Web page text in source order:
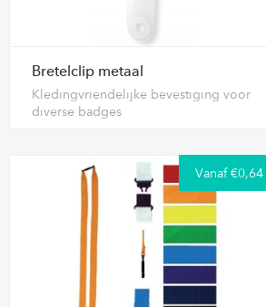
Bretelclip metaal
Kledingvriendelijke bevestiging voor
diverse badges
Vanaf €0,64